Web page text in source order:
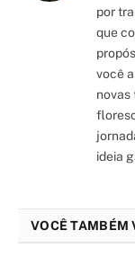
por
que
você
novas
ideia
VOCÊ TAMBÉM